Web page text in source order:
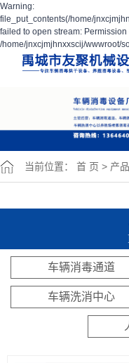
Warning:
file_put_contents(/home/
failed to open stream:
/home/jnxcjmjhnxxscij/wwwroot/
当前位置： 首 页 > 产
车辆消毒通道
车辆洗消中心